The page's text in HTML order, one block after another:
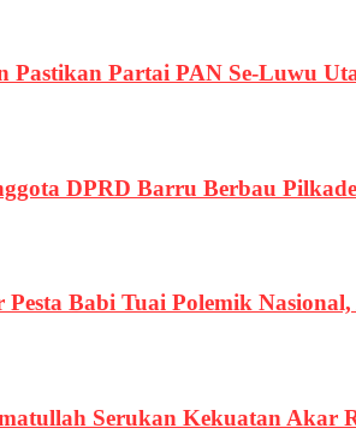
Pastikan Partai PAN Se-Luwu
DPRD Barru Berbau
Babi Tuai Polemik
Serukan Kekuatan